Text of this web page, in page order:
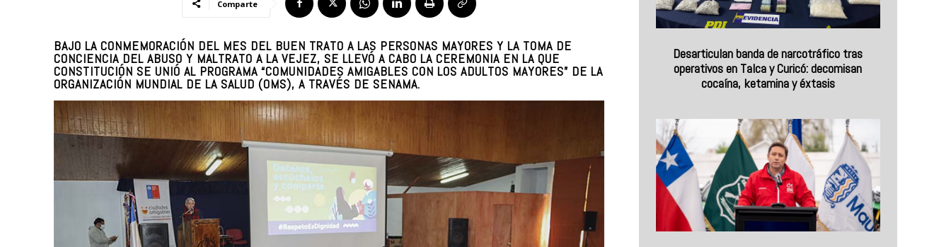
Comparte
BAJO LA CONMEMORACIÓN DEL MES DEL BUEN TRATO A LAS PERSONAS MAYORES Y LA TOMA DE
CONCIENCIA DEL ABUSO Y MALTRATO A LA VEJEZ, SE LLEVÓ A CABO LA CEREMONIA EN LA QUE
CONSTITUCIÓN SE UNIÓ AL PROGRAMA “COMUNIDADES AMIGABLES CON LOS ADULTOS MAYORES” DE LA
ORGANIZACIÓN MUNDIAL DE LA SALUD (OMS), A TRAVÉS DE SENAMA.
Desarticulan banda de narcotráfico tras
operativos en Talca y Curicó: decomisan
cocaína, ketamina y éxtasis